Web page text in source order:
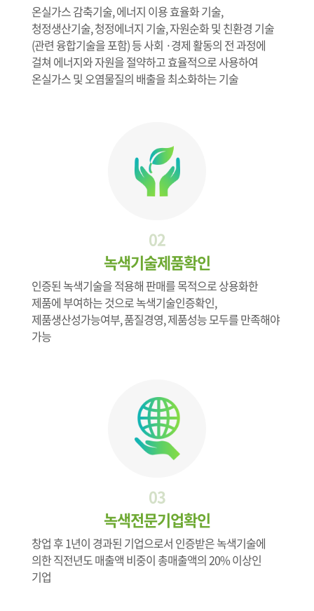
온실가스 감축기술, 에너지 이용 효율화 기술,
청정생산기술, 청정에너지 기술, 자원순화 및 친환경 기술
(관련 융합기술을 포함) 등 사회 ·경제 활동의 전 과정에
걸쳐 에너지와 자원을 절약하고 효율적으로 사용하여
온실가스 및 오염물질의 배출을 최소화하는 기술
02
녹색기술제품확인
인증된 녹색기술을 적용해 판매를 목적으로 상용화한
제품에 부여하는 것으로 녹색기술인증확인,
제품생산성가능여부, 품질경영, 제품성능 모두를 만족해야
가능
03
녹색전문기업확인
창업 후 1년이 경과된 기업으로서 인증받은 녹색기술에
의한 직전년도 매출액 비중이 총매출액의 20% 이상인
기업